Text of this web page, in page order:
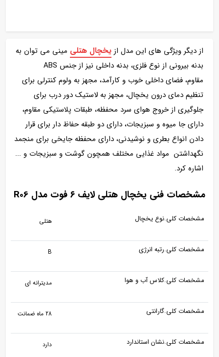
از دیگر ویژگی های این مدل از یخچال هتلی مینی می توان به
بدنه بیرونی از نوع فلزی، بدنه داخلی نیز از جنس ABS
مقاوم، فضای داخلی خوب و کارآمد، مجهز به ولوم کنترلی برای
تنظیم دمای درون یخچال، مجهز به لاستیک دور درب برای
جلوگیری از خروج هوای سرد محفظه، طبقات پلاستیکی مقاوم،
دارای جا میوه و سبزیجات، دارای دو طبقه حفاظ دار برای قرار
دادن انواع بطری و نوشیدنی، دارای محفظه جایخی برای منجمد
نگهداشتن مواد غذایی مختلف همچون گوشت و سبزیجات و ...
اشاره کرد.
مشخصات فنی یخچال هتلی لایف ۶ فوت مدل R06
مشخصات کلی.نوع یخچال هتلی
مشخصات کلی.رتبه انرژی B
مشخصات کلی.کلاس آب و هوا مدیترانه ای
مشخصات کلی.گارانتی 28 ماه ضمانت
مشخصات کلی.نشان استاندارد دارد